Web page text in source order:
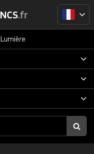
NCS.fr
Lumière